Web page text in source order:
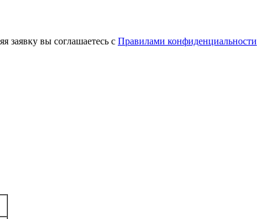
заявку вы соглашаетесь с Правилами конфиденциальности